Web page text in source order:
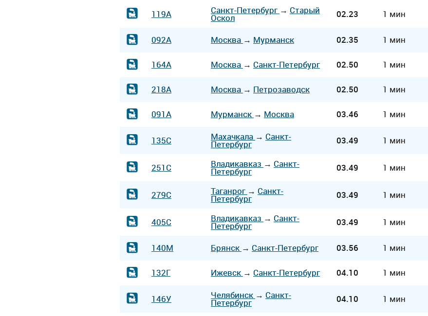
119А Санкт-Петербург → Старый
Оскол 02.23 1 мин
092А Москва → Мурманск 02.35 1 мин
164А Москва → Санкт-Петербург 02.50 1 мин
218А Москва → Петрозаводск 02.50 1 мин
091А Мурманск → Москва 03.46 1 мин
135С Махачкала → Санкт-
Петербург 03.49 1 мин
251С Владикавказ → Санкт-
Петербург 03.49 1 мин
279С Таганрог → Санкт-
Петербург 03.49 1 мин
405С Владикавказ → Санкт-
Петербург 03.49 1 мин
140М Брянск → Санкт-Петербург 03.56 1 мин
132Г Ижевск → Санкт-Петербург 04.10 1 мин
146У Челябинск → Санкт-
Петербург 04.10 1 мин